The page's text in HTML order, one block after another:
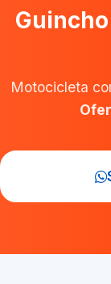
Motocicleta